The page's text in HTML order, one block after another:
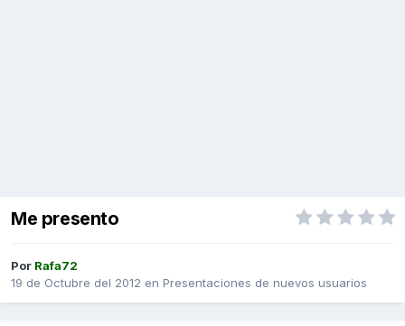
Me presento
Por Rafa72
19 de Octubre del 2012 en Presentaciones de nuevos usuarios